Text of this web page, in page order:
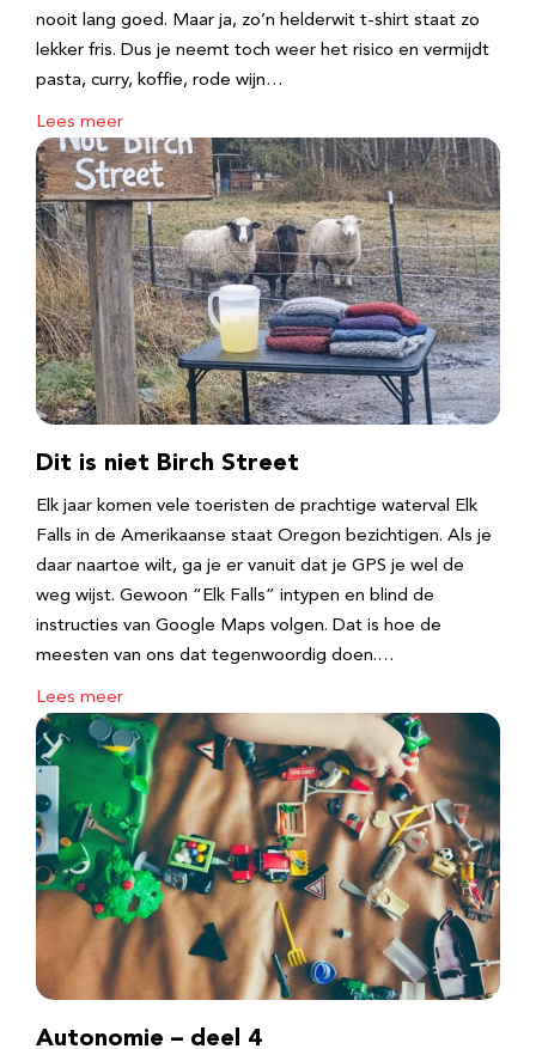
nooit lang goed. Maar ja, zo’n helderwit t-shirt staat zo
lekker fris. Dus je neemt toch weer het risico en vermijdt
pasta, curry, koffie, rode wijn…
Lees meer
Dit is niet Birch Street
Elk jaar komen vele toeristen de prachtige waterval Elk
Falls in de Amerikaanse staat Oregon bezichtigen. Als je
daar naartoe wilt, ga je er vanuit dat je GPS je wel de
weg wijst. Gewoon “Elk Falls” intypen en blind de
instructies van Google Maps volgen. Dat is hoe de
meesten van ons dat tegenwoordig doen.…
Lees meer
Autonomie – deel 4